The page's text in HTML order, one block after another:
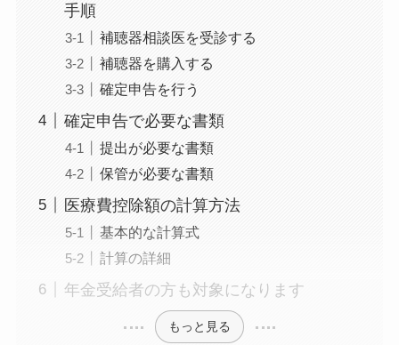
手順
補聴器相談医を受診する
補聴器を購入する
確定申告を行う
確定申告で必要な書類
提出が必要な書類
保管が必要な書類
医療費控除額の計算方法
基本的な計算式
計算の詳細
年金受給者の方も対象になります
もっと見る